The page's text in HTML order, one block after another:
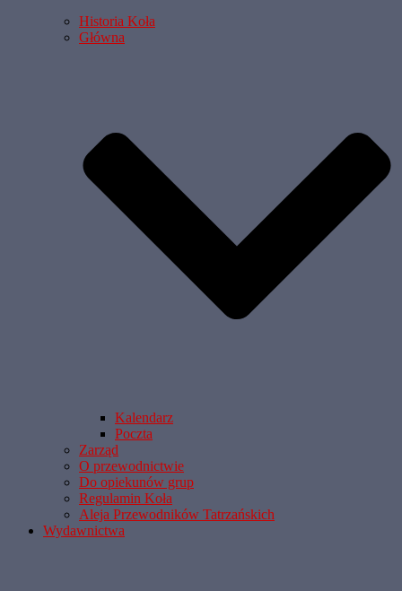
Historia Koła
Główna
Kalendarz
Poczta
Zarząd
O przewodnictwie
Do opiekunów grup
Regulamin Koła
Aleja Przewodników Tatrzańskich
Wydawnictwa